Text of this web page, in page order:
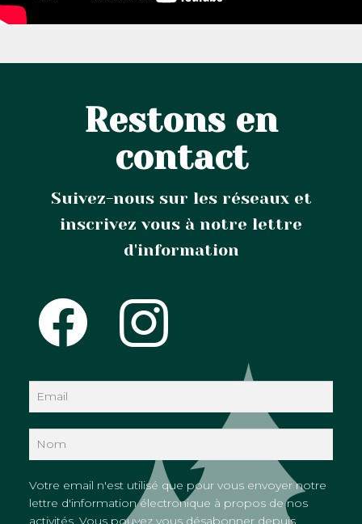
Restons en
contact
Suivez-nous sur les réseaux et
inscrivez vous à notre lettre
d'information
Votre email n'est utilisé que pour vous envoyer notre
lettre d'information électronique à propos de nos
activités. Vous pouvez vous désabonner depuis